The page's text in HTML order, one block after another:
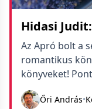
Hidasi
Az Apró bolt a
romantikus
könyveket!
hónapok óta
szövegekkel
Őri András•